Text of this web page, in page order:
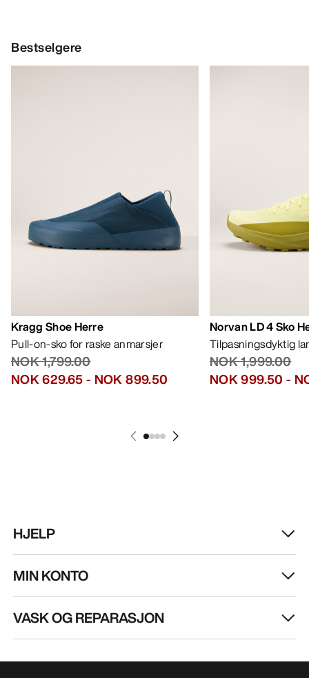
Bestselgere
Kragg Shoe Herre
Pull-on-sko for raske anmarsjer
NOK 1,799.00
NOK 629.65- NOK 899.50
Norvan LD 4 Sko
Tilpasningsdyktig
NOK 1,999.00
NOK 999.50 -
HJELP
MIN KONTO
VASK OG REPARASJON